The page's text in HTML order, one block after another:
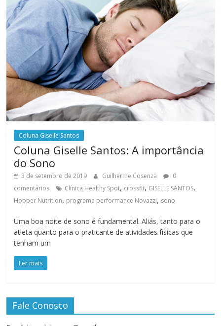
Coluna Giselle Santos
Coluna Giselle Santos: A importância
do Sono
3 de setembro de 2019 Guilherme Cosenza
0
comentários
Clínica Healthy Spot, crossfit, GISELLE SANTOS,
Hopper Nutrition, programa performance Novazzi, sono
Uma boa noite de sono é fundamental. Aliás, tanto para o
atleta quanto para o praticante de atividades físicas que
tenham um
Ler mais
Fale Conosco